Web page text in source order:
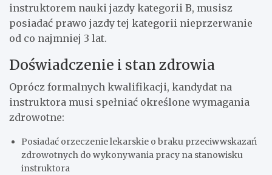
instruktorem nauki jazdy kategorii B, musisz
posiadać prawo jazdy tej kategorii nieprzerwanie
od co najmniej 3 lat.
Doświadczenie i stan zdrowia
Oprócz formalnych kwalifikacji, kandydat na
instruktora musi spełniać określone wymagania
zdrowotne:
Posiadać orzeczenie lekarskie o braku przeciwwskazań
zdrowotnych do wykonywania pracy na stanowisku
instruktora